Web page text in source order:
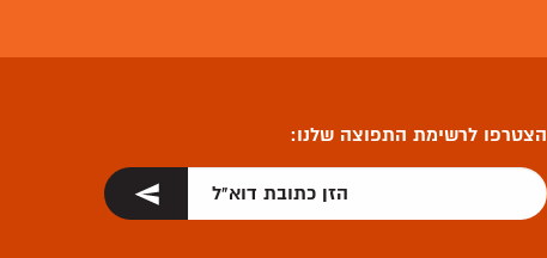
הצטרפו לרשימת התפוצה שלנו: